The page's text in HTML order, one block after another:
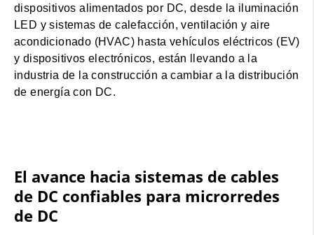
dispositivos alimentados por DC, desde la iluminación
LED y sistemas de calefacción, ventilación y aire
acondicionado (HVAC) hasta vehículos eléctricos (EV)
y dispositivos electrónicos, están llevando a la
industria de la construcción a cambiar a la distribución
de energía con DC.
El avance hacia sistemas de cables
de DC confiables para microrredes
de DC